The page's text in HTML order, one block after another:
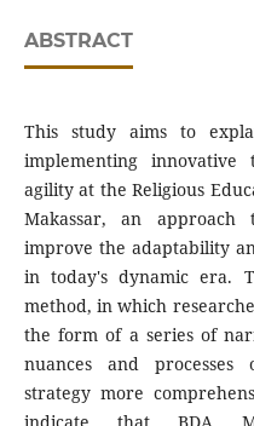
ABSTRACT
This study aims to
implementing
agility at the Religious
Makassar, an
improve the adaptability
in today's dynamic era.
method, in which
the form of a series of
nuances and
strategy more